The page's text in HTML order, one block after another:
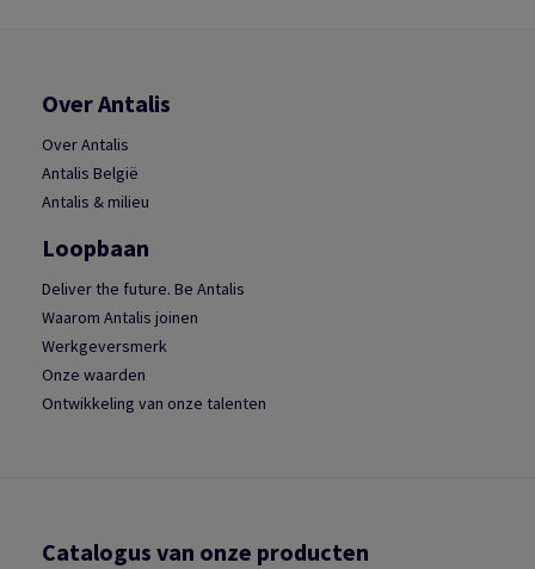
Over Antalis
Over Antalis
Antalis België
Antalis & milieu
Loopbaan
Deliver the future. Be Antalis
Waarom Antalis joinen
Werkgeversmerk
Onze waarden
Ontwikkeling van onze talenten
Catalogus van onze producten